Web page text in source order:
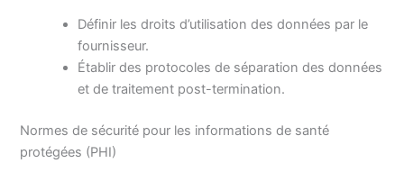
Définir les droits d’utilisation des données par le
fournisseur.
Établir des protocoles de séparation des données
et de traitement post-termination.
Normes de sécurité pour les informations de santé
protégées (PHI)